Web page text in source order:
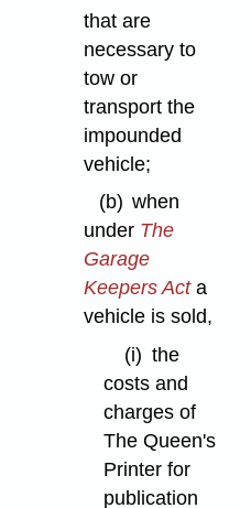
that are
necessary to
tow or
transport the
impounded
vehicle;
(b) when
under The
Garage
Keepers Acta
vehicle is sold,
(i) the
costs and
charges of
The Queen's
Printer for
publication